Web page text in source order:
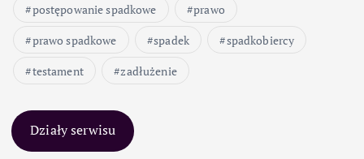
postępowanie spadkowe
prawo
prawo spadkowe
spadek
spadkobiercy
testament
zadłużenie
Działy serwisu